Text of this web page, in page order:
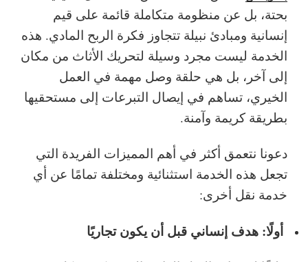
بحتة، بل عن منظومة متكاملة قائمة على قيم
إنسانية ومبادئ نبيلة تتجاوز فكرة الربح المادي. هذه
الخدمة ليست مجرد وسيلة لتحريك الأثاث من مكان
إلى آخر، بل هي حلقة وصل مهمة في العمل
الخيري، تساهم في إيصال التبرعات إلى مستحقيها
بطريقة كريمة وآمنة.
دعونا نتعمق أكثر في أهم المميزات الفريدة التي
تجعل هذه الخدمة استثنائية ومختلفة تمامًا عن أي
خدمة نقل أخرى:
أولًا: هدف إنساني قبل أن يكون تجاريًا